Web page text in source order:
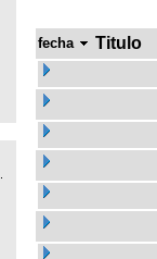
fecha Titulo